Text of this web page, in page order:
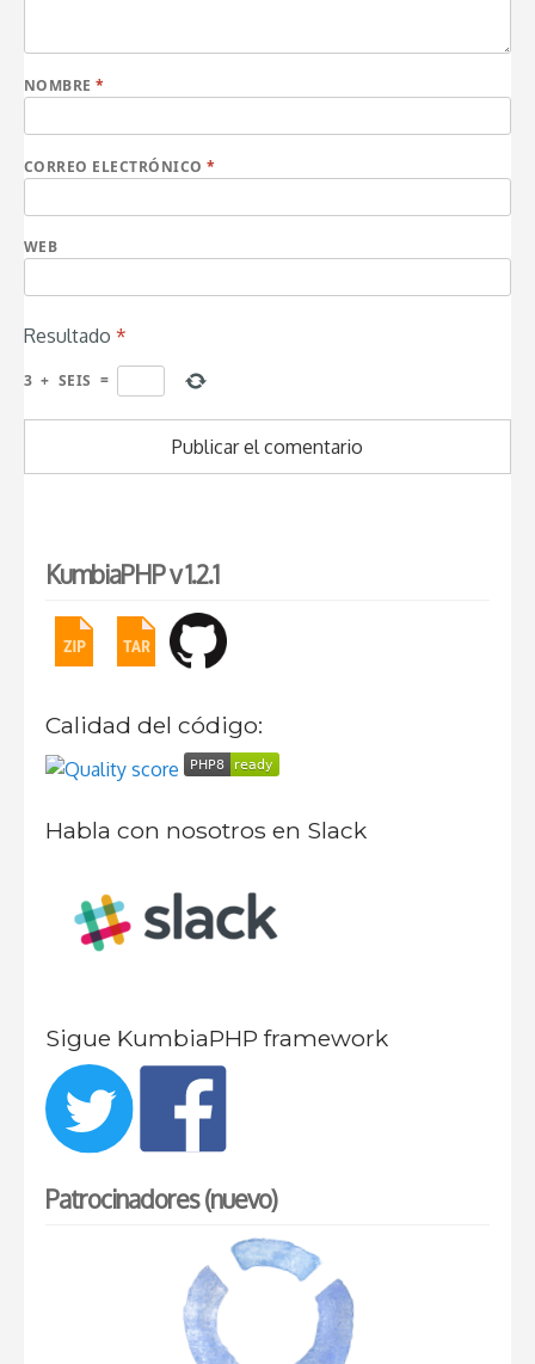
NOMBRE*
CORREO ELECTRÓNICO*
WEB
Resultado *
3 + SEIS =
KumbiaPHP v 1.2.1
Calidad del código:
Habla con nosotros en Slack
Sigue KumbiaPHP framework
Patrocinadores (nuevo)